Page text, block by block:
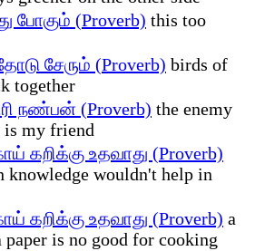
போகும் (Proverb) this too
சேரும் (Proverb) birds of
together
நண்பன் (Proverb) the enemy
is my friend
கறிக்கு உதவாது (Proverb)
knowledge wouldn't help in
கறிக்கு உதவாது (Proverb) a
paper is no good for cooking